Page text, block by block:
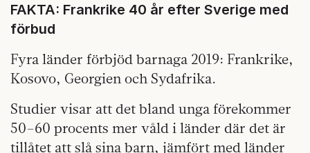
FAKTA: Frankrike 40 år efter Sverige med
förbud
Fyra länder förbjöd barnaga 2019: Frankrike,
Kosovo, Georgien och Sydafrika.
Studier visar att det bland unga förekommer
50–60 procents mer våld i länder där det är
tillåtet att slå sina barn, jämfört med länder